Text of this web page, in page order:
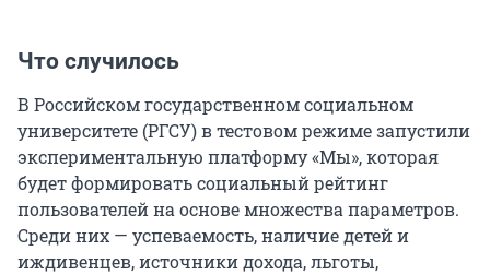
Что случилось
В Российском государственном социальном
университете (РГСУ) в тестовом режиме запустили
экспериментальную платформу «Мы», которая
будет формировать социальный рейтинг
пользователей на основе множества параметров.
Среди них — успеваемость, наличие детей и
иждивенцев, источники дохода, льготы,